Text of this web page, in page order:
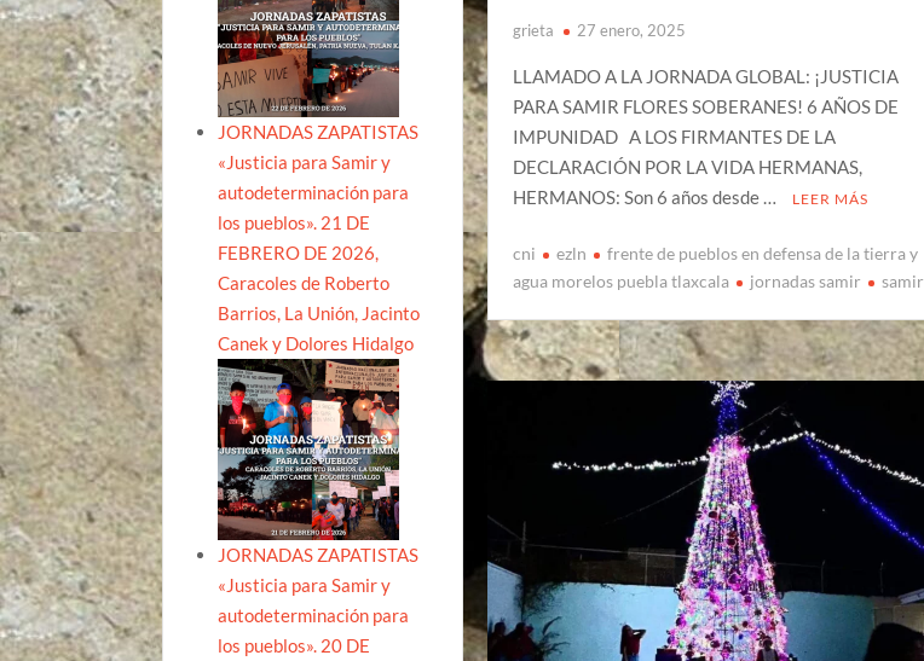
grieta 27 enero, 2025
LLAMADO A LA JORNADA GLOBAL: ¡JUSTICIA
PARA SAMIR FLORES SOBERANES! 6 AÑOS DE
IMPUNIDAD A LOS FIRMANTES DE LA
DECLARACIÓN POR LA VIDA HERMANAS,
HERMANOS: Son 6 años desde …
LEER MÁS
cni ezln
frente de pueblos en defensa de la tierra y
agua morelos puebla tlaxcala
jornadas samir samir
JORNADAS ZAPATISTAS
«Justicia para Samir y
autodeterminación para
los pueblos». 21 DE
FEBRERO DE 2026,
Caracoles de Roberto
Barrios, La Unión, Jacinto
Canek y Dolores Hidalgo
JORNADAS ZAPATISTAS
«Justicia para Samir y
autodeterminación para
los pueblos». 20 DE